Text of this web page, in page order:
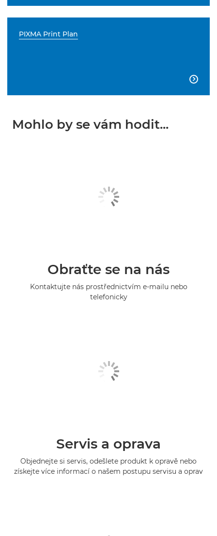
PIXMA Print Plan

Mohlo by se vám hodit...
Obraťte se na nás
Kontaktujte nás prostřednictvím e-mailu nebo
telefonicky
Servis a oprava
Objednejte si servis, odešlete produkt k opravě nebo
získejte více informací o našem postupu servisu a oprav